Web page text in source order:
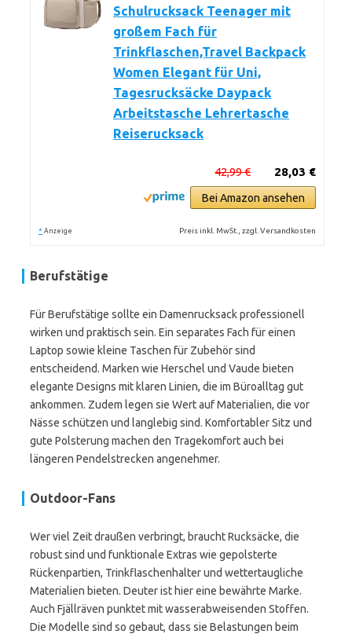
Schulrucksack Teenager mit
großem Fach für
Trinkflaschen,Travel Backpack
Women Elegant für Uni,
Tagesrucksäcke Daypack
Arbeitstasche Lehrertasche
Reiserucksack
28,03 €
42,99 €
Bei Amazon ansehen
* Anzeige Preis inkl. MwSt., zzgl. Versandkosten
Berufstätige
Für Berufstätige sollte ein Damenrucksack professionell
wirken und praktisch sein. Ein separates Fach für einen
Laptop sowie kleine Taschen für Zubehör sind
entscheidend. Marken wie Herschel und Vaude bieten
elegante Designs mit klaren Linien, die im Büroalltag gut
ankommen. Zudem legen sie Wert auf Materialien, die vor
Nässe schützen und langlebig sind. Komfortabler Sitz und
gute Polsterung machen den Tragekomfort auch bei
längeren Pendelstrecken angenehmer.
Outdoor-Fans
Wer viel Zeit draußen verbringt, braucht Rucksäcke, die
robust sind und funktionale Extras wie gepolsterte
Rückenpartien, Trinkflaschenhalter und wettertaugliche
Materialien bieten. Deuter ist hier eine bewährte Marke.
Auch Fjällräven punktet mit wasserabweisenden Stoffen.
Die Modelle sind so gebaut, dass sie Belastungen beim